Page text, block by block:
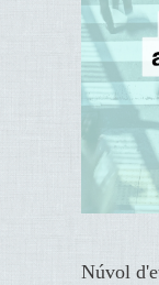
Núvol